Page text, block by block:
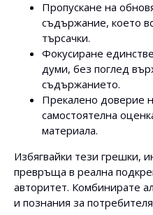
Пропускане на
съдържание, което
търсачки.
Фокусиране
думи, без поглед
съдържанието.
Прекалено доверие
самостоятелна
материала.
Избягвайки тези грешки,
превръща в реална
авторитет. Комбинирате
и познания за